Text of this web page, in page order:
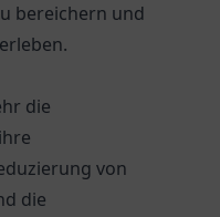
bereichern und
die
von
die